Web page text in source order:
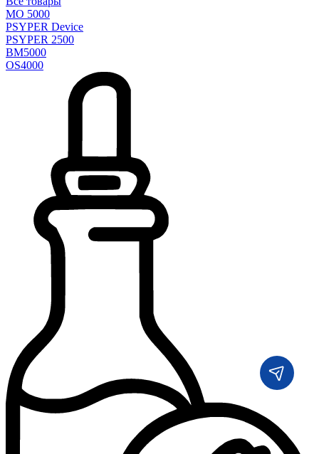
MO 5000
PSYPER Device
PSYPER 2500
BM5000
OS4000